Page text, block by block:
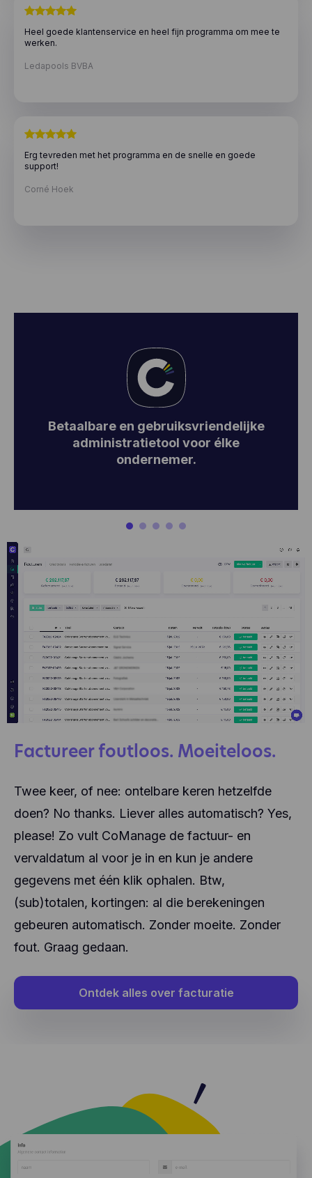
Heel goede klantenservice en heel fijn programma om mee te
werken.
Ledapools BVBA
Erg tevreden met het programma en de snelle en goede
support!
Corné Hoek
Betaalbare en gebruiksvriendelijke
administratietool voor élke
ondernemer.
7 op 7 support
Automatiseer
projecten koppelen
14 dagen gratis
Factureer foutloos. Moeiteloos.
Twee keer, of nee: ontelbare keren hetzelfde
doen? No thanks. Liever alles automatisch? Yes,
please! Zo vult CoManage de factuur- en
vervaldatum al voor je in en kun je andere
gegevens met één klik ophalen. Btw,
(sub)totalen, kortingen: al die berekeningen
gebeuren automatisch. Zonder moeite. Zonder
fout. Graag gedaan.
Ontdek alles over facturatie